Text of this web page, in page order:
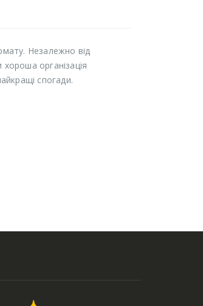
Незалежно від
організація
спогади.